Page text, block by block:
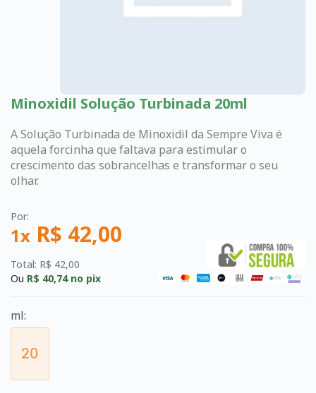
Minoxidil Solução Turbinada 20ml
A Solução Turbinada de Minoxidil da Sempre Viva é
aquela forcinha que faltava para estimular o
crescimento das sobrancelhas e transformar o seu
olhar.
Por:
1x R$ 42,00
Total: R$ 42,00
Ou R$ 40,74no pix
ml:
20